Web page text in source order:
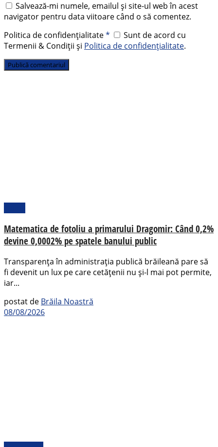
Salvează-mi numele, emailul și site-ul web în acest
navigator pentru data viitoare când o să comentez.
Politica de confidențialitate*
Sunt de acord cu
Termenii & Condiții și Politica de confidențialitate.
Matematica de fotoliu a primarului Dragomir: Când 0,2%
devine 0,0002% pe spatele banului public
Transparența în administrația publică brăileană pare să
fi devenit un lux pe care cetățenii nu și-l mai pot permite,
iar...
postat de Brăila Noastră
08/08/2026